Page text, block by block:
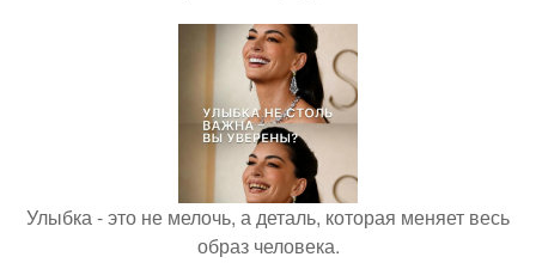
Улыбка - это не мелочь, а деталь, которая меняет весь
образ человека.